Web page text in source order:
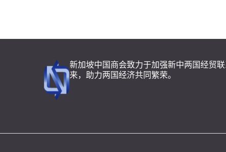
新加坡中国商会致力于加强新中两国经贸
来，助力两国经济共同繁荣。